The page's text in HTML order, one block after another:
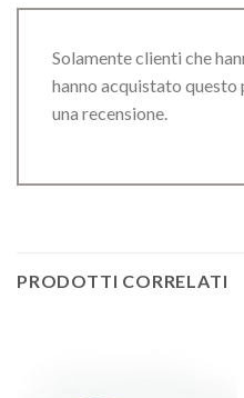
Solamente clienti che
hanno acquistato
una recensione.
PRODOTTI CORRELATI